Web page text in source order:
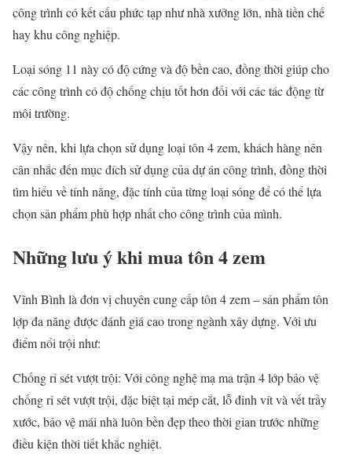
công trình có kết cấu phức tạp như nhà xưởng lớn, nhà tiền chế
hay khu công nghiệp.
Loại sóng 11 này có độ cứng và độ bền cao, đồng thời giúp cho
các công trình có độ chống chịu tốt hơn đối với các tác động từ
môi trường.
Vậy nên, khi lựa chọn sử dụng loại tôn 4 zem, khách hàng nên
cân nhắc đến mục đích sử dụng của dự án công trình, đồng thời
tìm hiểu về tính năng, đặc tính của từng loại sóng để có thể lựa
chọn sản phẩm phù hợp nhất cho công trình của mình.
Những lưu ý khi mua tôn 4 zem
Vĩnh Bình là đơn vị chuyên cung cấp tôn 4 zem – sản phẩm tôn
lợp đa năng được đánh giá cao trong ngành xây dựng. Với ưu
điểm nổi trội như:
Chống rỉ sét vượt trội: Với công nghệ mạ ma trận 4 lớp bảo vệ
chống rỉ sét vượt trội, đặc biệt tại mép cắt, lỗ đinh vít và vết trầy
xước, bảo vệ mái nhà luôn bền đẹp theo thời gian trước những
điều kiện thời tiết khắc nghiệt.